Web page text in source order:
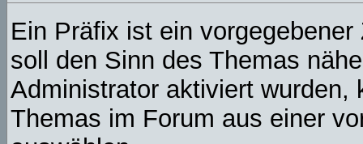
Ein Präfix ist ein
soll den Sinn des Themas
Administrator aktiviert wurden,
Themas im Forum aus einer